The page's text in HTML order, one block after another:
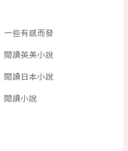
一些有感而發
閱讀英美小說
閱讀日本小說
閱讀小說